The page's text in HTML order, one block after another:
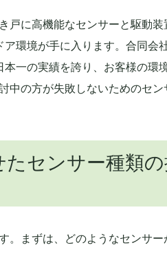
戸に高機能なセンサーと駆動装
環境が手に入ります。合同会
一の実績を誇り、お客様の環
中の方が失敗しないためのセン
センサー種類
。まずは、どのようなセンサー